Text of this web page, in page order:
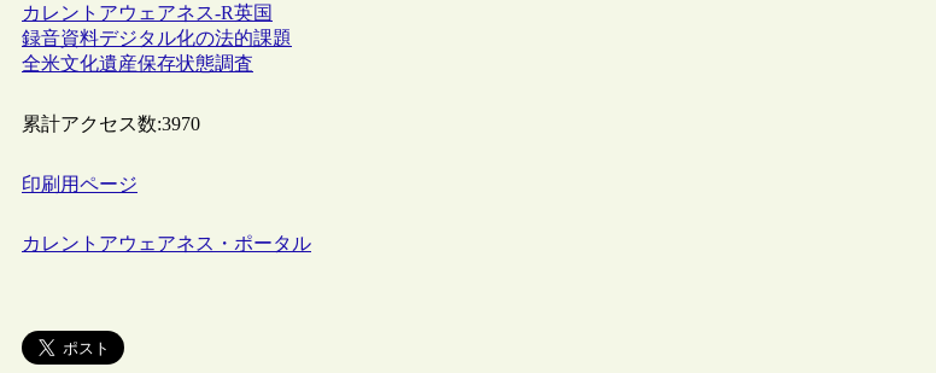
カレントアウェアネス-R英国
録音資料デジタル化の法的課題
全米文化遺産保存状態調査
累計アクセス数:3970
印刷用ページ
カレントアウェアネス・ポータル